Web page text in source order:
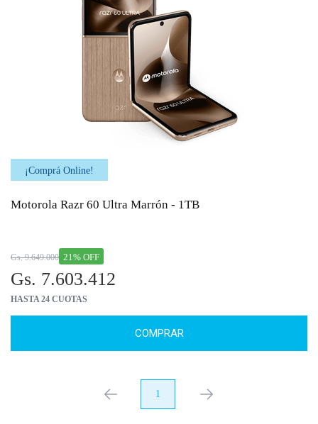
¡Comprá Online!
Motorola Razr 60 Ultra Marrón - 1TB
21% OFF
Gs. 9.649.000
Gs. 7.603.412
HASTA 24 CUOTAS
COMPRAR
anterior 1 próximo